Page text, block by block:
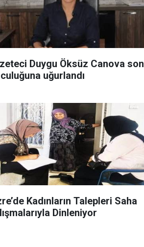
Duygu Öksüz Canova son
uğurlandı
Kadınların Talepleri Saha
Dinleniyor